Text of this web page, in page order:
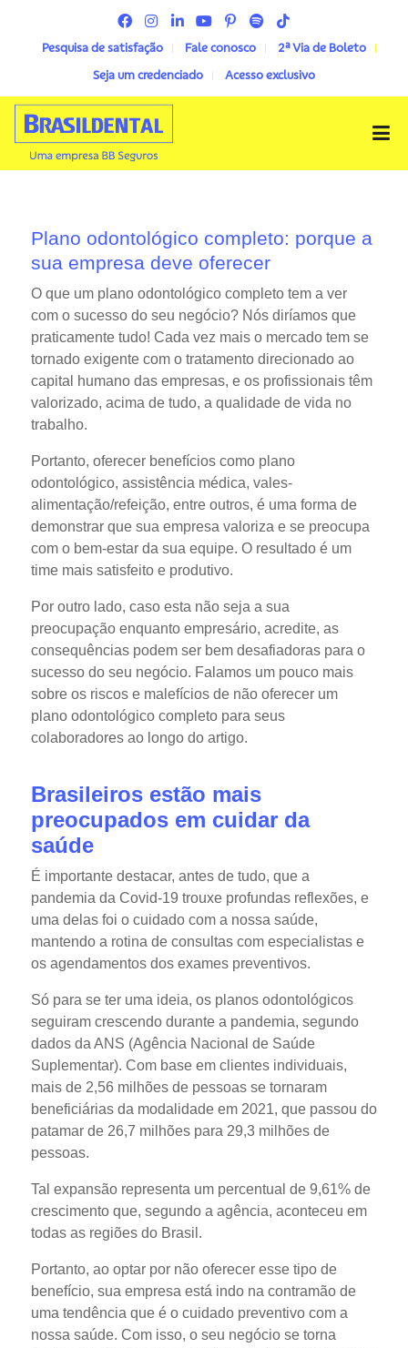
Pesquisa de satisfação Fale conosco
2ª Via de Boleto
Seja um credenciado
Acesso exclusivo
Menu
Plano odontológico completo: porque a
sua empresa deve oferecer
O que um plano odontológico completo tem a ver
com o sucesso do seu negócio? Nós diríamos que
praticamente tudo! Cada vez mais o mercado tem se
tornado exigente com o tratamento direcionado ao
capital humano das empresas, e os profissionais têm
valorizado, acima de tudo, a qualidade de vida no
trabalho.
Portanto, oferecer benefícios como plano
odontológico, assistência médica, vales-
alimentação/refeição, entre outros, é uma forma de
demonstrar que sua empresa valoriza e se preocupa
com o bem-estar da sua equipe. O resultado é um
time mais satisfeito e produtivo.
Por outro lado, caso esta não seja a sua
preocupação enquanto empresário, acredite, as
consequências podem ser bem desafiadoras para o
sucesso do seu negócio. Falamos um pouco mais
sobre os riscos e malefícios de não oferecer um
plano odontológico completo para seus
colaboradores ao longo do artigo.
Brasileiros estão mais
preocupados em cuidar da
saúde
É importante destacar, antes de tudo, que a
pandemia da Covid-19 trouxe profundas reflexões, e
uma delas foi o cuidado com a nossa saúde,
mantendo a rotina de consultas com especialistas e
os agendamentos dos exames preventivos.
Só para se ter uma ideia, os planos odontológicos
seguiram crescendo durante a pandemia, segundo
dados da ANS (Agência Nacional de Saúde
Suplementar). Com base em clientes individuais,
mais de 2,56 milhões de pessoas se tornaram
beneficiárias da modalidade em 2021, que passou do
patamar de 26,7 milhões para 29,3 milhões de
pessoas.
Tal expansão representa um percentual de 9,61% de
crescimento que, segundo a agência, aconteceu em
todas as regiões do Brasil.
Portanto, ao optar por não oferecer esse tipo de
benefício, sua empresa está indo na contramão de
uma tendência que é o cuidado preventivo com a
nossa saúde. Com isso, o seu negócio se torna